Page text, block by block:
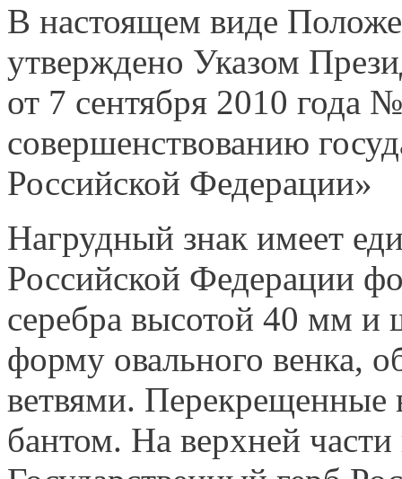
В настоящем виде
утверждено Указом
от 7 сентября 2010 года
совершенствованию
Российской Федерации»
Нагрудный знак имеет
Российской Федерации
серебра высотой 40 мм
форму овального венка,
ветвями. Перекрещенные
бантом. На верхней части